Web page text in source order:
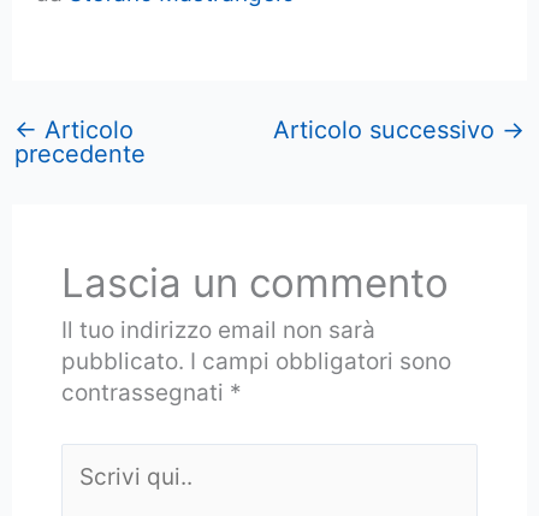
← Articolo
precedente
Articolo successivo →
Lascia un commento
Il tuo indirizzo email non sarà
pubblicato. I campi obbligatori sono
contrassegnati *
qui..